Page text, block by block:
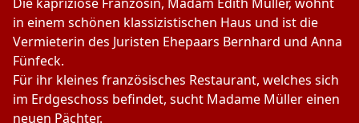
in einem schönen klassizistischen Haus und ist die
Vermieterin des Juristen Ehepaars Bernhard und Anna
Fünfeck.
Für ihr kleines französisches Restaurant, welches sich
im Erdgeschoss befindet, sucht Madame Müller einen
neuen Pächter.